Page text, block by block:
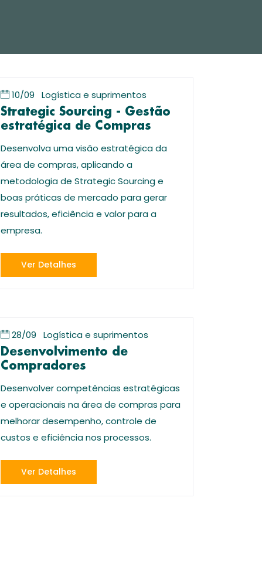
10/09 Logística e suprimentos
Strategic Sourcing - Gestão
estratégica de Compras
Desenvolva uma visão estratégica da
área de compras, aplicando a
metodologia de Strategic Sourcing e
boas práticas de mercado para gerar
resultados, eficiência e valor para a
empresa.
Ver Detalhes
28/09 Logística e suprimentos
Desenvolvimento de
Compradores
Desenvolver competências estratégicas
e operacionais na área de compras para
melhorar desempenho, controle de
custos e eficiência nos processos.
Ver Detalhes